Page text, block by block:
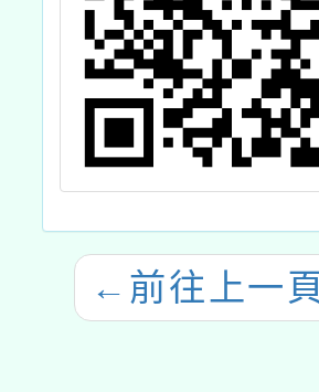
← 前往上一